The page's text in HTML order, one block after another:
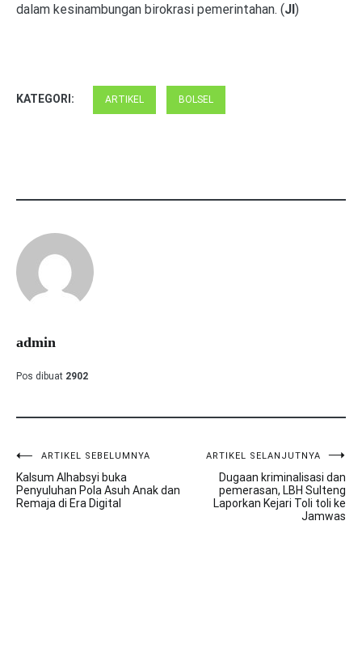
dalam kesinambungan birokrasi pemerintahan. (JI)
KATEGORI: ARTIKEL BOLSEL
admin
Pos dibuat 2902
Navigasi
pos
ARTIKEL SEBELUMNYA
Kalsum Alhabsyi buka
Penyuluhan Pola Asuh Anak dan
Remaja di Era Digital
ARTIKEL SELANJUTNYA
Dugaan kriminalisasi dan
pemerasan, LBH Sulteng
Laporkan Kejari Toli toli ke
Jamwas